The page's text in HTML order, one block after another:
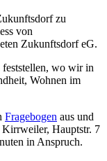
zu
von
Zukunftsdorf eG.
wo wir in
Wohnen im
Fragebogen aus und
Hauptstr. 7
in Anspruch.